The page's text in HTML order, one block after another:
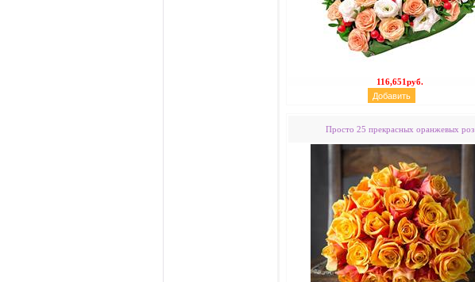
116,651руб.
Просто 25 прекрасных оранжевых роз